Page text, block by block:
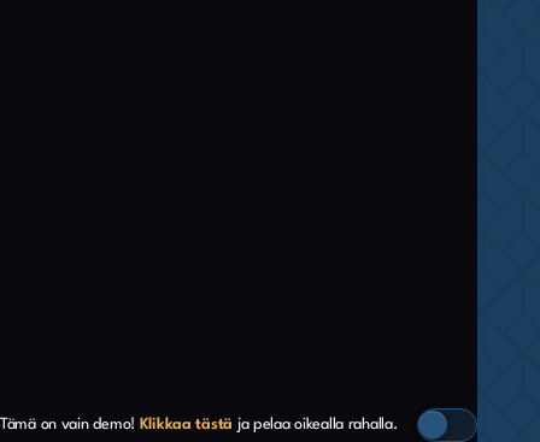
Tämä on vain demo! Klikkaa tästä ja pelaa oikealla rahalla.